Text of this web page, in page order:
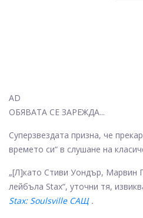
AD
ОБЯВАТА СЕ ЗАРЕЖДА...
Суперзвездата призна, че
времето си“ в слушане на
„[Л]като Стиви Уондър, Марвин
лейбъла Stax“, уточни тя,
Stax: Soulsville САЩ.